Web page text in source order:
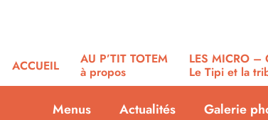
ACCUEIL
AU P’TIT TOTEM
à propos
LES MICRO –
Le Tipi et la
Menus Actualités Galerie